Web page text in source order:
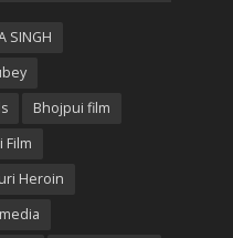
SINGH
Bhojpui film
Film
Heroin